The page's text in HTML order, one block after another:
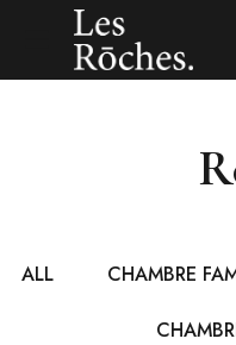
ALL CHAMBRE